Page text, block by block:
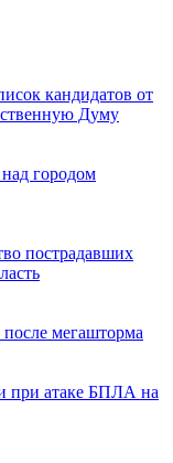
кандидатов от
Думу
городом
пострадавших
мегашторма
при атаке БПЛА на